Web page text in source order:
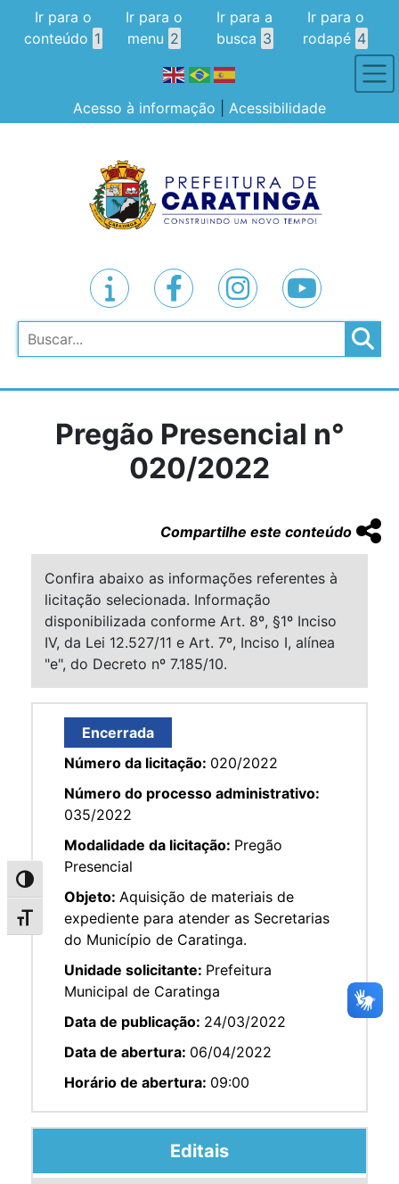
Alternar alto contraste
Alternar tamanho da fonte
Ir para o
conteúdo 1
Ir para o
menu 2
Ir para a
busca 3
Ir para o
rodapé 4
Acesso à informação Acessibilidade
Pesquisar
Pregão Presencial n°
020/2022
Compartilhe este conteúdo
Confira abaixo as informações referentes à
licitação selecionada. Informação
disponibilizada conforme Art. 8º, §1º Inciso
IV, da Lei 12.527/11 e Art. 7º, Inciso I, alínea
"e", do Decreto nº 7.185/10.
Encerrada
Número da licitação: 020/2022
Número do processo administrativo:
035/2022
Modalidade da licitação: Pregão
Presencial
Objeto: Aquisição de materiais de
expediente para atender as Secretarias
do Município de Caratinga.
Unidade solicitante: Prefeitura
Municipal de Caratinga
Data de publicação: 24/03/2022
Data de abertura: 06/04/2022
Horário de abertura: 09:00
Editais